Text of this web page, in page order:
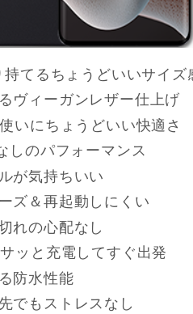
てるちょうどいいサイズ
ヴィーガンレザー仕上げ
いにちょうどいい快適さ
しのパフォーマンス
が気持ちいい
ズ＆再起動しにくい
れの心配なし
ッと充電してすぐ出発
防水性能
でもストレスなし